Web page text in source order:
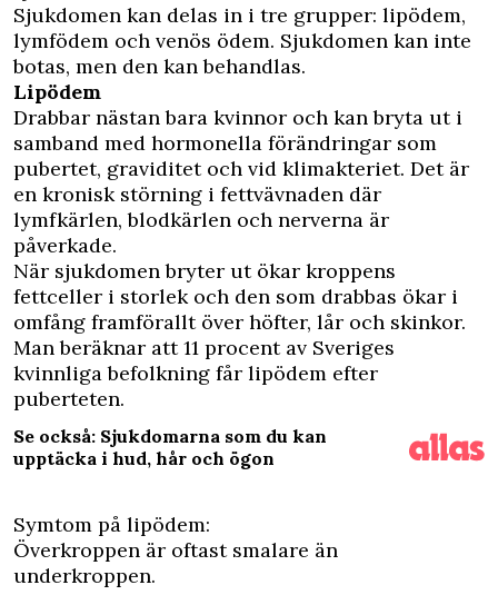
Sjukdomen kan delas in i tre grupper: lipödem,
lymfödem och venös ödem. Sjukdomen kan inte
botas, men den kan behandlas.
Lipödem
Drabbar nästan bara kvinnor och kan bryta ut i
samband med hormonella förändringar som
pubertet, graviditet och vid klimakteriet. Det är
en kronisk störning i fettvävnaden där
lymfkärlen, blodkärlen och nerverna är
påverkade.
När sjukdomen bryter ut ökar kroppens
fettceller i storlek och den som drabbas ökar i
omfång framförallt över höfter, lår och skinkor.
Man beräknar att 11 procent av Sveriges
kvinnliga befolkning får lipödem efter
puberteten.
Se också: Sjukdomarna som du kan
upptäcka i hud, hår och ögon
Symtom på lipödem:
Överkroppen är oftast smalare än
underkroppen.